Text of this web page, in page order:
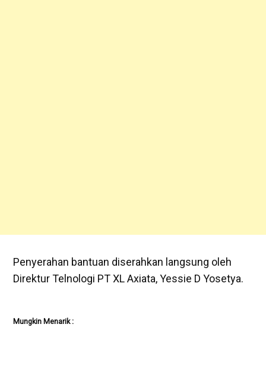
Penyerahan bantuan diserahkan langsung oleh
Direktur Telnologi PT XL Axiata, Yessie D Yosetya.
Mungkin Menarik :